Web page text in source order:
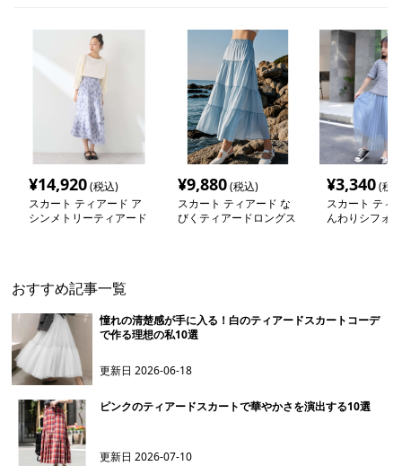
¥14,920(税込)
スカート ティアード ア
シンメトリーティアード
¥9,880(税込)
スカート ティアード な
びくティアードロングス
¥3,340(税
スカート ティ
んわりシフォ
おすすめ記事一覧
憧れの清楚感が手に入る！白のティアードスカートコーデ
で作る理想の私10選
更新日2026-06-18
ピンクのティアードスカートで華やかさを演出する10選
更新日2026-07-10